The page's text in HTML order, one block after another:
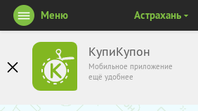
КупиКупон
Мобильное приложение
ещё удобнее
Меню Астрахань